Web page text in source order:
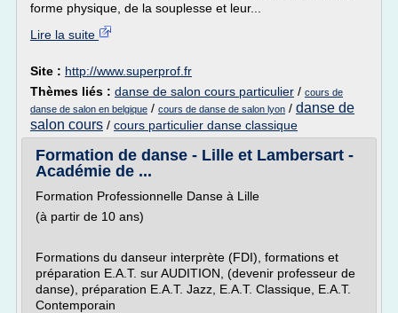
forme physique, de la souplesse et leur...
Lire la suite
Site : http://www.superprof.fr
Thèmes liés : danse de salon cours particulier / cours de
danse de salon en belgique / cours de danse de salon lyon / danse de
salon cours / cours particulier danse classique
Formation de danse - Lille et Lambersart -
Académie de ...
Formation Professionnelle Danse à Lille
(à partir de 10 ans)
Formations du danseur interprète (FDI), formations et
préparation E.A.T. sur AUDITION, (devenir professeur de
danse), préparation E.A.T. Jazz, E.A.T. Classique, E.A.T.
Contemporain